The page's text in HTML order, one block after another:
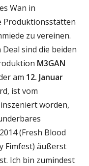
Wan in
Produktionsstätten
zu vereinen.
sind die beiden
M3GAN
am 12. Januar
ist vom
worden,
(Fresh Blood
Fimfest) äußerst
Ich bin zumindest